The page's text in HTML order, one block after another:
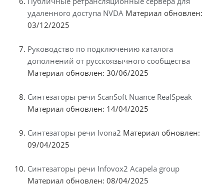
удаленного доступа NVDA Материал обновлен:
03/12/2025
Руководство по подключению каталога
дополнений от русскоязычного сообщества
Материал обновлен: 30/06/2025
Синтезаторы речи ScanSoft Nuance RealSpeak
Материал обновлен: 14/04/2025
Синтезаторы речи Ivona2 Материал обновлен:
09/04/2025
Синтезаторы речи Infovox2 Acapela group
Материал обновлен: 08/04/2025